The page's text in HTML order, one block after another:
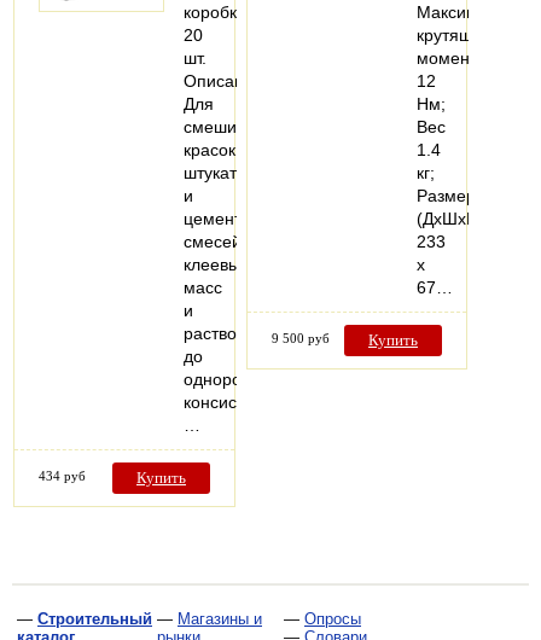
коробке:
20
шт.
Описание:
Для
смешивания
красок,
штукатурных
и
цементных
смесей,
клеевых
масс
и
растворов
до
однородной
консистенции.
434 руб Купить
Максимальный
крутящий
момент
12
Нм;
Вес
1.4
кг;
Размеры
(ДхШхВ)
233
x
67…
9 500 руб Купить
— Строительный
каталог
— Магазины и
рынки
— Опросы
— Словари